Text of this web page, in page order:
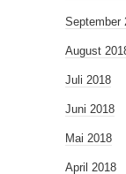
September
August
Juli 2018
Juni 2018
Mai 2018
April 2018